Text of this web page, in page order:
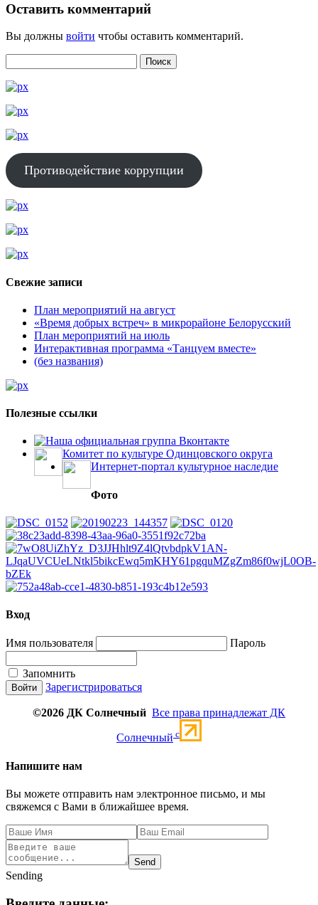
Оставить комментарий
Вы должны войти чтобы оставить комментарий.
Противодействие коррупции
Свежие записи
План мероприятий на август
«Время добрых встреч» в микрорайоне Белорусский
План мероприятий на июль
Интерактивная программа «Танцуем вместе»
(без названия)
Полезные ссылки
Наша официальная группа Вконтакте
Комитет по культуре Одинцовского округа
Интернет-портал культурное наследие
Фото
Вход
Имя пользователя Пароль
Запомнить
Зарегистрироваться
©2026 ДК Солнечный Все права принадлежат ДК
Солнечный c
Напишите нам
Вы можете отправить нам электронное письмо, и мы
свяжемся с Вами в ближайшее время.
Send
Sending